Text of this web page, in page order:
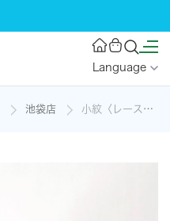
Language
池袋店 小紋〈レース・グレー〉の着物レンタル